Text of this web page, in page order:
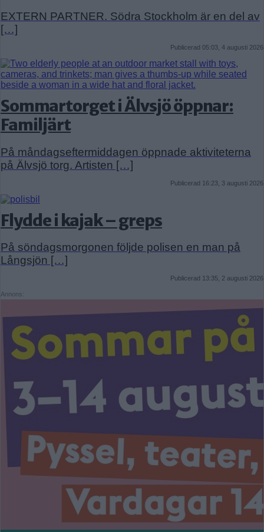
EXTERN PARTNER. Södra Stockholm är en del av
[…]
Publicerad 05:03, 4 augusti 2026
Sommartorget i Älvsjö öppnar:
Familjärt
På måndagseftermiddagen öppnade aktiviteterna
på Älvsjö torg. Artisten […]
Publicerad 16:23, 3 augusti 2026
Flydde i kajak – greps
På söndagsmorgonen följde polisen en man på
Långsjön […]
Publicerad 13:35, 2 augusti 2026
Annons: